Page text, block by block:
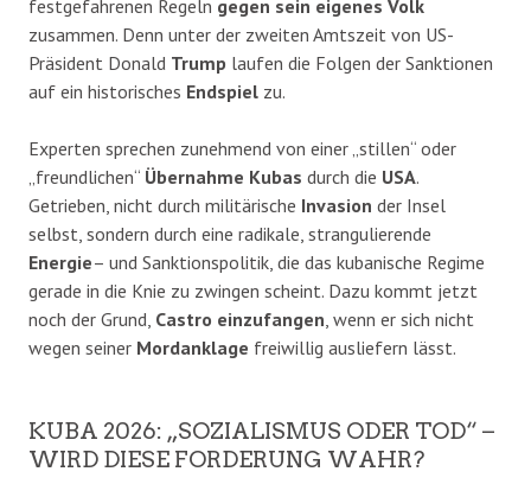
festgefahrenen Regeln gegen sein eigenes Volk
zusammen. Denn unter der zweiten Amtszeit von US-
Präsident Donald Trump laufen die Folgen der Sanktionen
auf ein historisches Endspiel zu.
Experten sprechen zunehmend von einer „stillen“ oder
„freundlichen“ Übernahme Kubas durch die USA.
Getrieben, nicht durch militärische Invasion der Insel
selbst, sondern durch eine radikale, strangulierende
Energie– und Sanktionspolitik, die das kubanische Regime
gerade in die Knie zu zwingen scheint. Dazu kommt jetzt
noch der Grund, Castro einzufangen , wenn er sich nicht
wegen seiner Mordanklage freiwillig ausliefern lässt.
KUBA 2026: „SOZIALISMUS ODER TOD“ –
WIRD DIESE FORDERUNG WAHR?